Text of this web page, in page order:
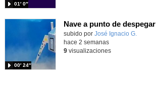
01′ 0″
Nave a punto de despegar
Contenido educativo.
subido por José Ignacio G.
00′ 24″
hace 2 semanas
9visualizaciones